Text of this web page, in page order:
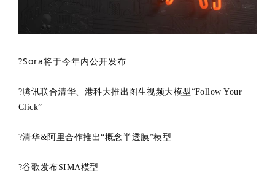
?Sora将于今年内公开发布
?腾讯联合清华、港科大推出图生视频大模型“Follow Your
Click”
?清华&阿里合作推出“概念半透膜”模型
?谷歌发布SIMA模型